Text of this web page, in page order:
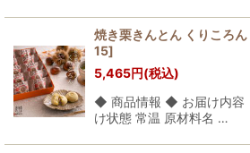
焼き栗きんとん くりころん
15]
5,465円(税込)
◆ 商品情報 ◆ お届け内容
け状態 常温 原材料名 …